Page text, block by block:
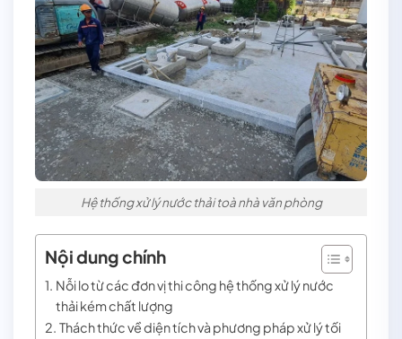
Hệ thống xử lý nước thải toà nhà văn phòng
Nội dung chính
Nỗi lo từ các đơn vị thi công hệ thống xử lý nước
thải kém chất lượng
Thách thức về diện tích và phương pháp xử lý tối